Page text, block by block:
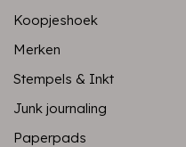
Koopjeshoek
Merken
Stempels & Inkt
Junk journaling
Paperpads